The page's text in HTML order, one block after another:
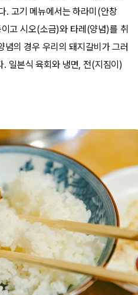
. 고기 메뉴에서는 하라미(안창
고 시오(소금)와 타레(양념)를 취
의 경우 우리의 돼지갈비가 그러
일본식 육회와 냉면, 전(지짐이)